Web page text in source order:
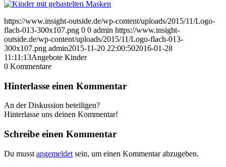
https://www.insight-outside.de/wp-content/uploads/2015/11/Logo-
flach-013-300x107.png 0 0 admin https://www.insight-
outside.de/wp-content/uploads/2015/11/Logo-flach-013-
300x107.png admin2015-11-20 22:00:502016-01-28
11:11:13Angebote Kinder
0 Kommentare
Hinterlasse einen Kommentar
An der Diskussion beteiligen?
Hinterlasse uns deinen Kommentar!
Schreibe einen Kommentar
Du musst angemeldet sein, um einen Kommentar abzugeben.